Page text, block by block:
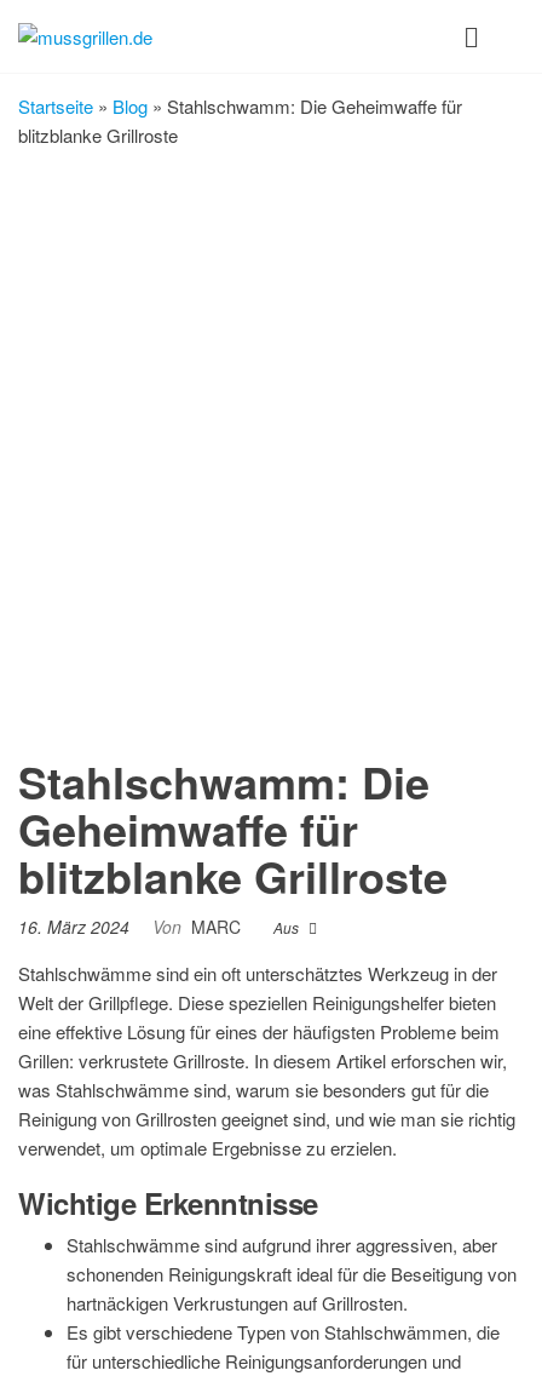
Inhalt
Startseite » Blog » Stahlschwamm: Die Geheimwaffe für
blitzblanke Grillroste
Stahlschwamm: Die
Geheimwaffe für
blitzblanke Grillroste
16. März 2024 Von MARC Aus
Stahlschwämme sind ein oft unterschätztes Werkzeug in der
Welt der Grillpflege. Diese speziellen Reinigungshelfer bieten
eine effektive Lösung für eines der häufigsten Probleme beim
Grillen: verkrustete Grillroste. In diesem Artikel erforschen wir,
was Stahlschwämme sind, warum sie besonders gut für die
Reinigung von Grillrosten geeignet sind, und wie man sie richtig
verwendet, um optimale Ergebnisse zu erzielen.
Wichtige Erkenntnisse
Stahlschwämme sind aufgrund ihrer aggressiven, aber
schonenden Reinigungskraft ideal für die Beseitigung von
hartnäckigen Verkrustungen auf Grillrosten.
Es gibt verschiedene Typen von Stahlschwämmen, die
für unterschiedliche Reinigungsanforderungen und